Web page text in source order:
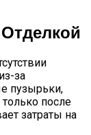
за
пузырьки,
после
затраты на